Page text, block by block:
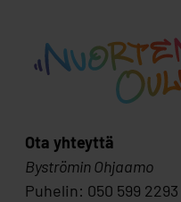
Ota yhteyttä
Byströmin Ohjaamo
Puhelin: 050 599 2293